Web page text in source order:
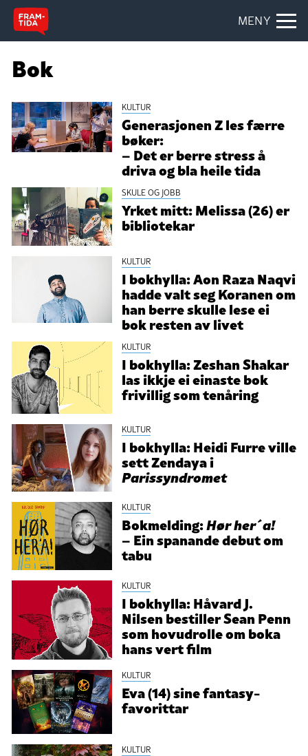
MENY
Bok
KULTUR
Generasjonen Z les færre
bøker:
– Det er berre stress å
driva og bla heile tida
SKULE OG JOBB
Yrket mitt: Melissa (26) er
bibliotekar
KULTUR
I bokhylla: Aon Raza Naqvi
hadde valt seg Koranen om
han berre skulle lese ei
bok resten av livet
KULTUR
I bokhylla: Zeshan Shakar
las ikkje ei einaste bok
frivillig som tenåring
KULTUR
I bokhylla: Heidi Furre ville
sett Zendaya i
Parissyndromet
KULTUR
Bokmelding:Hør her´a!
– Ein spanande debut om
tabu
KULTUR
I bokhylla: Håvard J.
Nilsen bestiller Sean Penn
som hovudrolle om boka
hans vert film
KULTUR
Eva (14) sine fantasy-
favorittar
KULTUR